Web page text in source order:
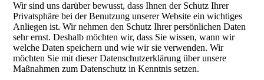
Wir sind uns darüber bewusst, dass Ihnen der Schutz Ihrer
Privatsphäre bei der Benutzung unserer Website ein wichtiges
Anliegen ist. Wir nehmen den Schutz Ihrer persönlichen Daten
sehr ernst. Deshalb möchten wir, dass Sie wissen, wann wir
welche Daten speichern und wie wir sie verwenden. Wir
möchten Sie mit dieser Datenschutzerklärung über unsere
Maßnahmen zum Datenschutz in Kenntnis setzen.